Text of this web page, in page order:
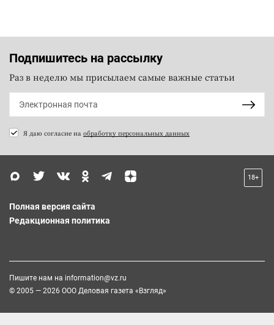
Подпишитесь на рассылку
Раз в неделю мы присылаем самые важные статьи
Я даю согласие на обработку персональных данных
18+
Полная версия сайта
Редакционная политика
Пишите нам на information@vz.ru
© 2005 — 2026 ООО Деловая газета «Взгляд»